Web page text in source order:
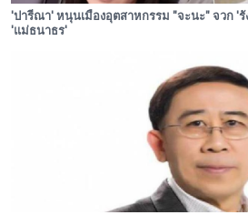
'ปารีณา' หนุนเมืองอุตสาหกรรม "จะนะ" จวก 'รั
'แม่ธนาธร'